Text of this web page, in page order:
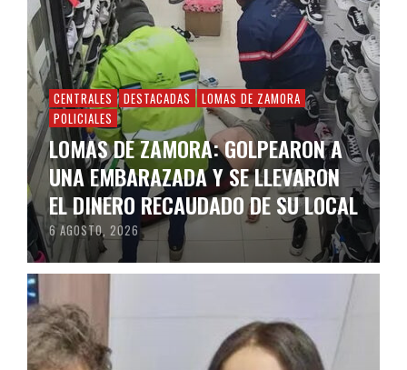
CENTRALES DESTACADAS
LOMAS DE ZAMORA
POLICIALES
LOMAS DE ZAMORA: GOLPEARON A
UNA EMBARAZADA Y SE LLEVARON
EL DINERO RECAUDADO DE SU LOCAL
6 AGOSTO, 2026